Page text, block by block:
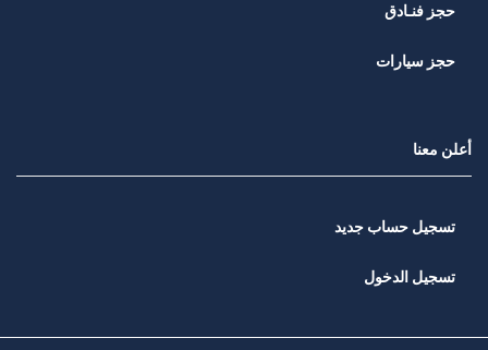
حجز فنـادق
حجز سيارات
أعلن معنا
تسجيل حساب جديد
تسجيل الدخول